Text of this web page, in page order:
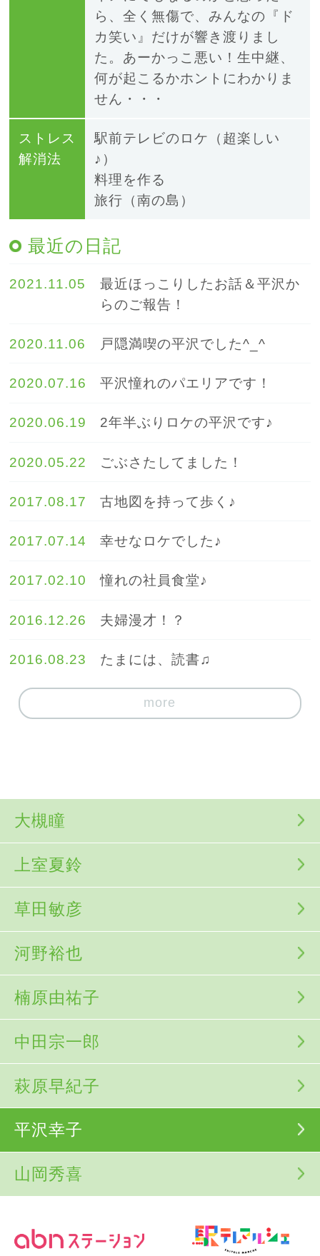
ら、全く無傷で、みんなの『ド
カ笑い』だけが響き渡りまし
た。あーかっこ悪い！生中継、
何が起こるかホントにわかりま
せん・・・
ストレス
解消法
駅前テレビのロケ（超楽しい
♪）
料理を作る
旅行（南の島）
最近の日記
2021.11.05
最近ほっこりしたお話＆平沢か
らのご報告！
2020.11.06 戸隠満喫の平沢でした^_^
2020.07.16 平沢憧れのパエリアです！
2020.06.19 2年半ぶりロケの平沢です♪
2020.05.22 ごぶさたしてました！
2017.08.17 古地図を持って歩く♪
2017.07.14 幸せなロケでした♪
2017.02.10 憧れの社員食堂♪
2016.12.26 夫婦漫才！？
2016.08.23 たまには、読書♫
more
大槻瞳
上室夏鈴
草田敏彦
河野裕也
楠原由祐子
中田宗一郎
萩原早紀子
平沢幸子
山岡秀喜